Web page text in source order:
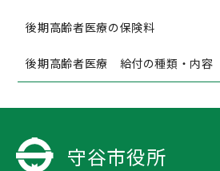
後期高齢者医療の保険料
後期高齢者医療 給付の種類・内容
守谷市役所